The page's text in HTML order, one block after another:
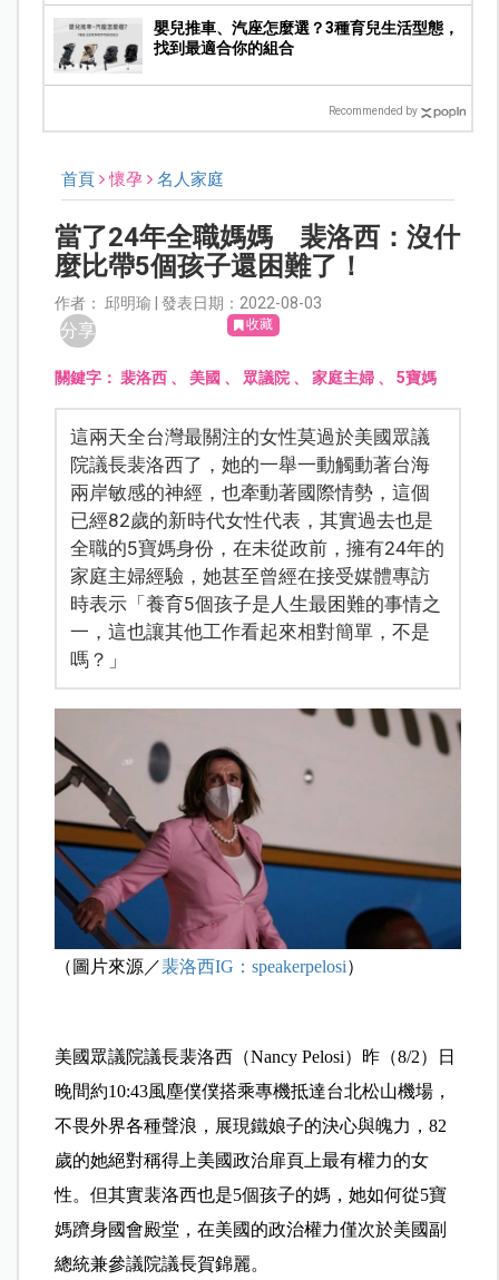
嬰兒推車、汽座怎麼選？3種育兒生活型態，
找到最適合你的組合
Recommended by
首頁 懷孕 名人家庭
當了24年全職媽媽 裴洛西：沒什
麼比帶5個孩子還困難了！
作者： 邱明瑜 | 發表日期：2022-08-03
分享 收藏
關鍵字： 裴洛西 、美國 、 眾議院 、家庭主婦 、5寶媽
這兩天全台灣最關注的女性莫過於美國眾議
院議長裴洛西了，她的一舉一動觸動著台海
兩岸敏感的神經，也牽動著國際情勢，這個
已經82歲的新時代女性代表，其實過去也是
全職的5寶媽身份，在未從政前，擁有24年的
家庭主婦經驗，她甚至曾經在接受媒體專訪
時表示「養育5個孩子是人生最困難的事情之
一，這也讓其他工作看起來相對簡單，不是
嗎？」
（圖片來源／裴洛西IG：speakerpelosi）
美國眾議院議長裴洛西（Nancy Pelosi）昨（8/2）日
晚間約10:43風塵僕僕搭乘專機抵達台北松山機場，
不畏外界各種聲浪，展現鐵娘子的決心與魄力，82
歲的她絕對稱得上美國政治扉頁上最有權力的女
性。但其實裴洛西也是5個孩子的媽，她如何從5寶
媽躋身國會殿堂，在美國的政治權力僅次於美國副
總統兼參議院議長賀錦麗。